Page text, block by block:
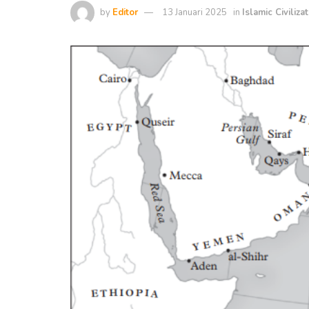
by Editor 13 Januari 2025 in Islamic